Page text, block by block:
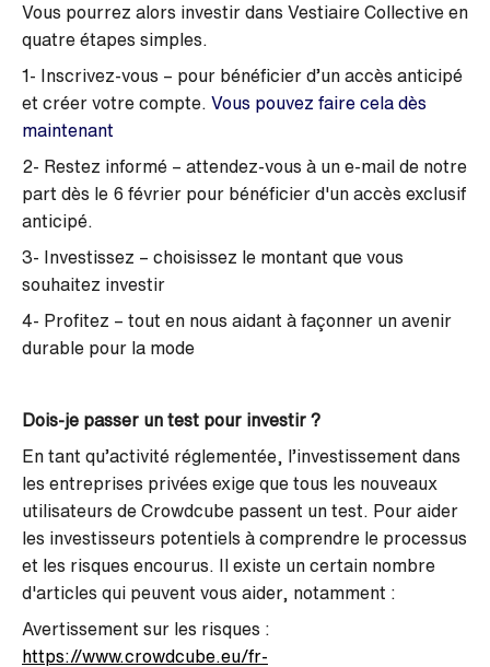
Vous pourrez alors investir dans Vestiaire Collective en
quatre étapes simples.
1- Inscrivez-vous – pour bénéficier d’un accès anticipé
et créer votre compte. Vous pouvez faire cela dès
maintenant
2- Restez informé – attendez-vous à un e-mail de notre
part dès le 6 février pour bénéficier d'un accès exclusif
anticipé.
3- Investissez – choisissez le montant que vous
souhaitez investir
4- Profitez – tout en nous aidant à façonner un avenir
durable pour la mode
Dois-je passer un test pour investir ?
En tant qu’activité réglementée, l’investissement dans
les entreprises privées exige que tous les nouveaux
utilisateurs de Crowdcube passent un test. Pour aider
les investisseurs potentiels à comprendre le processus
et les risques encourus. Il existe un certain nombre
d'articles qui peuvent vous aider, notamment :
Avertissement sur les risques :
https://www.crowdcube.eu/fr-